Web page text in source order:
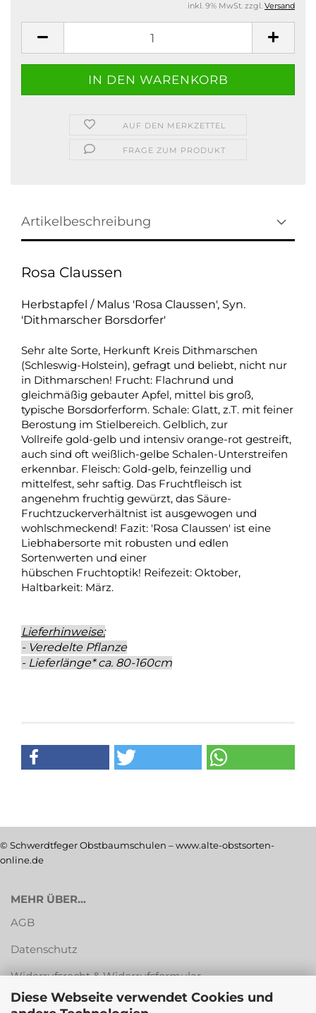
Diese Webseite verwendet Cookies und
inkl. 9% MwSt. zzgl. Versand
AUF DEN MERKZETTEL
FRAGE ZUM PRODUKT
Artikelbeschreibung
Rosa Claussen
Herbstapfel / Malus 'Rosa Claussen', Syn.
'Dithmarscher Borsdorfer'
Sehr alte Sorte, Herkunft Kreis Dithmarschen
(Schleswig-Holstein), gefragt und beliebt, nicht nur
in Dithmarschen! Frucht: Flachrund und
gleichmäßig gebauter Apfel, mittel bis groß,
typische Borsdorferform. Schale: Glatt, z.T. mit feiner
Berostung im Stielbereich. Gelblich, zur
Vollreife gold-gelb und intensiv orange-rot gestreift,
auch sind oft weißlich-gelbe Schalen-Unterstreifen
erkennbar. Fleisch: Gold-gelb, feinzellig und
mittelfest, sehr saftig. Das Fruchtfleisch ist
angenehm fruchtig gewürzt, das Säure-
Fruchtzuckerverhältnist ist ausgewogen und
wohlschmeckend! Fazit: 'Rosa Claussen' ist eine
Liebhabersorte mit robusten und edlen
Sortenwerten und einer
hübschen Fruchtoptik! Reifezeit: Oktober,
Haltbarkeit: März.
Lieferhinweise:
- Veredelte Pflanze
- Lieferlänge* ca. 80-160cm
© Schwerdtfeger Obstbaumschulen – www.alte-obstsorten-
online.de
MEHR ÜBER...
AGB
Datenschutz
Widerrufsrecht & Widerrufsformular
Versandkosten & Zahlungsarten